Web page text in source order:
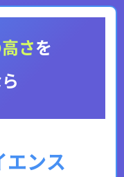
さを
エンス